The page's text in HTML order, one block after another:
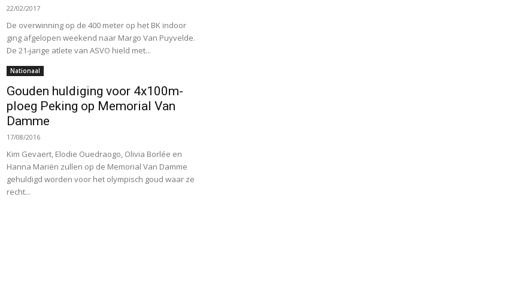
22/02/2017
De overwinning op de 400 meter op het BK indoor
ging afgelopen weekend naar Margo Van Puyvelde.
De 21-jarige atlete van ASVO hield met...
Nationaal
Gouden huldiging voor 4x100m-
ploeg Peking op Memorial Van
Damme
17/08/2016
Kim Gevaert, Elodie Ouedraogo, Olivia Borlée en
Hanna Mariën zullen op de Memorial Van Damme
gehuldigd worden voor het olympisch goud waar ze
recht...